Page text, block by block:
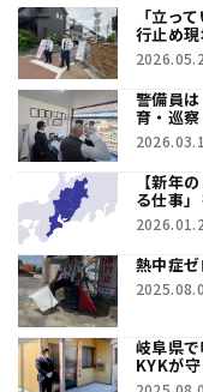
「立っ
行止め
警備員
育・巡
【新年
る仕事」
熱中症
岐阜県
KYKが